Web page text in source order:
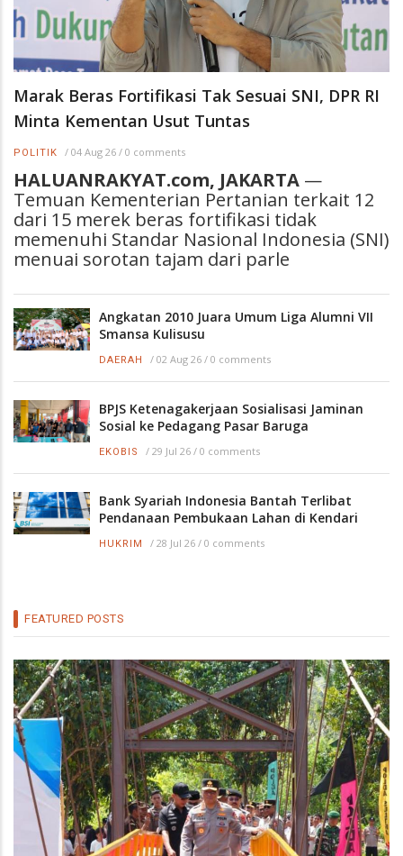
Marak Beras Fortifikasi Tak Sesuai SNI, DPR RI
Minta Kementan Usut Tuntas
POLITIK / 04 Aug 26 / 0 comments
HALUANRAKYAT.com, JAKARTA —
Temuan Kementerian Pertanian terkait 12
dari 15 merek beras fortifikasi tidak
memenuhi Standar Nasional Indonesia (SNI)
menuai sorotan tajam dari parle
Angkatan 2010 Juara Umum Liga Alumni VII
Smansa Kulisusu
DAERAH / 02 Aug 26 / 0 comments
BPJS Ketenagakerjaan Sosialisasi Jaminan
Sosial ke Pedagang Pasar Baruga
EKOBIS / 29 Jul 26 / 0 comments
Bank Syariah Indonesia Bantah Terlibat
Pendanaan Pembukaan Lahan di Kendari
HUKRIM / 28 Jul 26 / 0 comments
FEATURED POSTS